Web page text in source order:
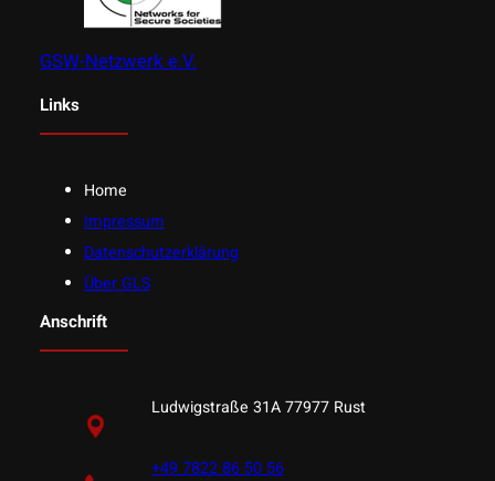
GSW-Netzwerk e.V.
Links
Home
Impressum
Datenschutzerklärung
Über GLS
Anschrift
Ludwigstraße 31A 77977 Rust
+49 7822 86 50 56